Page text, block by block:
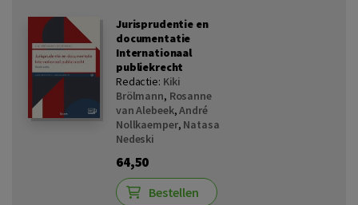
Jurisprudentie en
documentatie
Internationaal
publiekrecht
Redactie: Kiki
Brölmann, Rosanne
van Alebeek,André
Nollkaemper, Natasa
Nedeski
64,50
Bestellen